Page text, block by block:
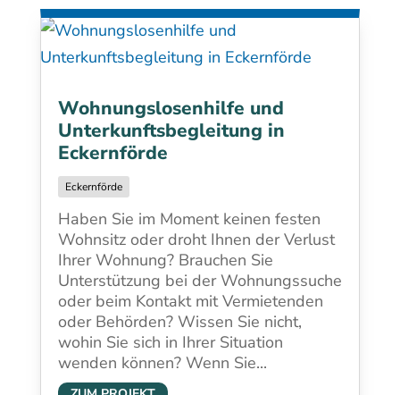
Wohnungslosenhilfe und
Unterkunftsbegleitung in
Eckernförde
Eckernförde
Haben Sie im Moment keinen festen
Wohnsitz oder droht Ihnen der Verlust
Ihrer Wohnung? Brauchen Sie
Unterstützung bei der Wohnungssuche
oder beim Kontakt mit Vermietenden
oder Behörden? Wissen Sie nicht,
wohin Sie sich in Ihrer Situation
wenden können? Wenn Sie...